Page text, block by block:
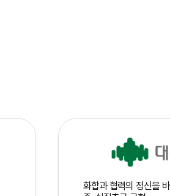
화합과 협력의 정신을